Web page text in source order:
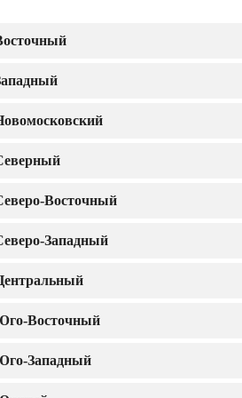
Восточный
Западный
Восточный
Западный